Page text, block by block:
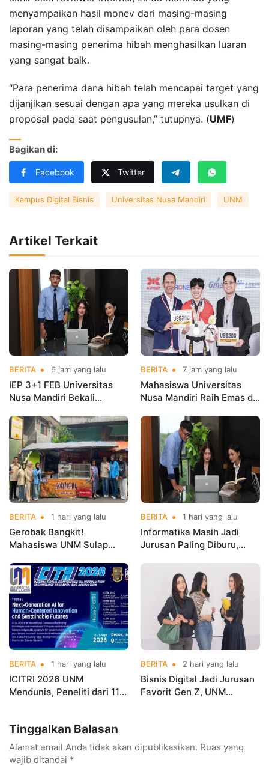
menyampaikan hasil monev dari masing-masing
laporan yang telah disampaikan oleh para dosen
masing-masing penerima hibah menghasilkan luaran
yang sangat baik.
“Para penerima dana hibah telah mencapai target yang
dijanjikan sesuai dengan apa yang mereka usulkan di
proposal pada saat pengusulan,” tutupnya. (UMF)
Bagikan di:
Facebook Twitter
Kampus Digital Bisnis Universitas Nusa Mandiri UNM
Artikel Terkait
BERITA 6 jam yang lalu
IEP 3+1 FEB Universitas
Nusa Mandiri Bekali
Kerja Sebelum Lulus
BERITA 7 jam yang lalu
Mahasiswa Universitas
Nusa Mandiri Raih Emas di
Indonesia Open
Championships 2026
BERITA 1 hari yang lalu
Gerobak Bangkit!
Mahasiswa UNM Sulap
Menarik dan Laris
BERITA 1 hari yang lalu
Informatika Masih Jadi
Jurusan Paling Diburu,
hingga Cyber Security
BERITA 1 hari yang lalu
ICITRI 2026 UNM
Mendunia, Peneliti dari 11
BERITA 2 hari yang lalu
Bisnis Digital Jadi Jurusan
Favorit Gen Z, UNM
Tinggalkan Balasan
Alamat email Anda tidak akan dipublikasikan. Ruas yang
wajib ditandai *